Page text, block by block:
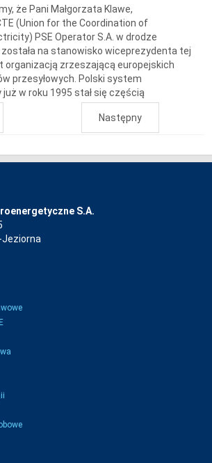
że Pani Małgorzata Klawe,
(Union for the Coordination of
PSE Operator S.A. w drodze
została na stanowisko wiceprezydenta tej
organizacją zrzeszającą europejskich
przesyłowych. Polski system
w roku 1995 stał się częścią
Następny
S.A.